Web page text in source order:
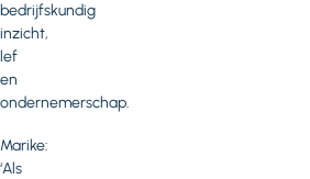
bedrijfskundig
inzicht,
lef
en
ondernemerschap.
Marike:
‘Als